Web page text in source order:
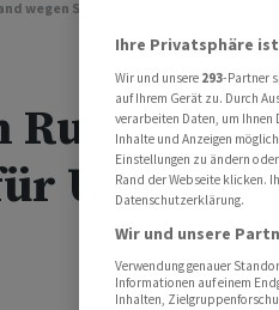
wegen Spionage für Ukraine verurteilt
Russland
Ukraine
Ihre Privatsphäre
Wir und unsere 293-Partner
auf Ihrem Gerät zu. Durch
verarbeiten Daten, um
Inhalte und Anzeigen
Einstellungen zu ändern
Rand der Webseite klicken.
Datenschutzerklärung.
Wir und unsere
Verwendung genauer
Informationen auf einem
Inhalten,